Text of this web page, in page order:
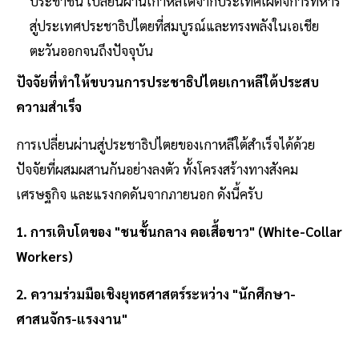
สู่ประเทศประชาธิปไตยที่สมบูรณ์และทรงพลังในเอเชีย
ตะวันออกจนถึงปัจจุบัน
ปัจจัยที่ทําให้ขบวนการประชาธิปไตยเกาหลีใต้ประสบ
ความสําเร็จ
การเปลี่ยนผ่านสู่ประชาธิปไตยของเกาหลีใต้สําเร็จได้ด้วย
ปัจจัยที่ผสมผสานกันอย่างลงตัว ทั้งโครงสร้างทางสังคม
เศรษฐกิจ และแรงกดดันจากภายนอก ดังนี้ครับ
1. การเติบโตของ "ชนชั้นกลาง คอเสื้อขาว" (White-Collar
Workers)
2. ความร่วมมือเชิงยุทธศาสตร์ระหว่าง "นักศึกษา-
ศาสนจักร-แรงงาน"